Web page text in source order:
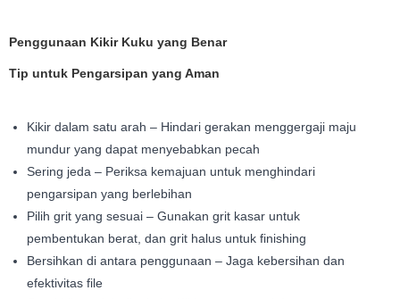
Penggunaan Kikir Kuku yang Benar
Tip untuk Pengarsipan yang Aman
Kikir dalam satu arah – Hindari gerakan menggergaji maju
mundur yang dapat menyebabkan pecah
Sering jeda – Periksa kemajuan untuk menghindari
pengarsipan yang berlebihan
Pilih grit yang sesuai – Gunakan grit kasar untuk
pembentukan berat, dan grit halus untuk finishing
Bersihkan di antara penggunaan – Jaga kebersihan dan
efektivitas file